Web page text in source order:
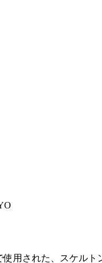
使用された、スケルト